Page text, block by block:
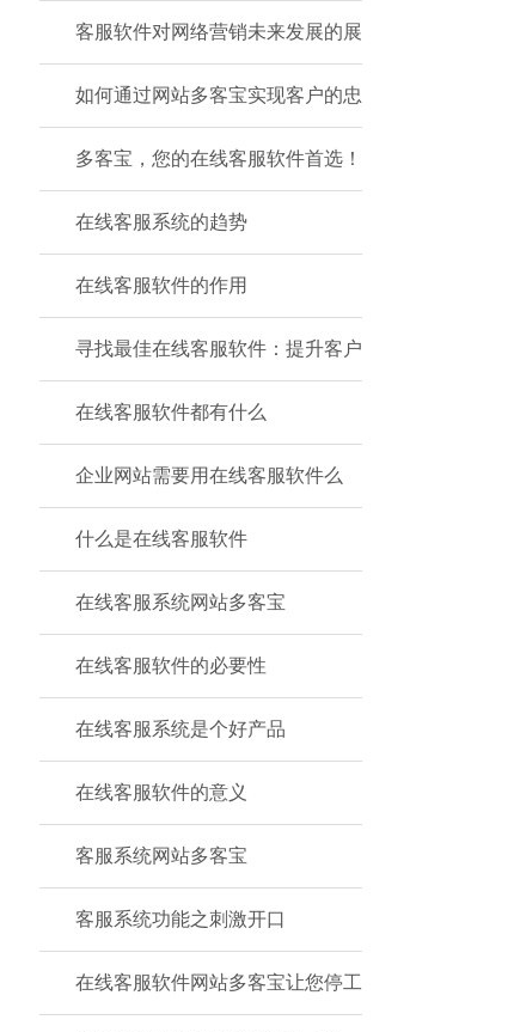
客服软件对网络营销未来发展的展
如何通过网站多客宝实现客户的忠
多客宝，您的在线客服软件首选！
在线客服系统的趋势
在线客服软件的作用
寻找最佳在线客服软件：提升客户
在线客服软件都有什么
企业网站需要用在线客服软件么
什么是在线客服软件
在线客服系统网站多客宝
在线客服软件的必要性
在线客服系统是个好产品
在线客服软件的意义
客服系统网站多客宝
客服系统功能之刺激开口
在线客服软件网站多客宝让您停工